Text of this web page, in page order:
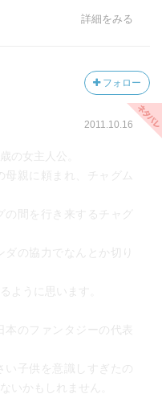
詳細をみる
フォロー
2011.10.16
の女主人公。
母親に頼まれ、チャグム
の間を行き来するチャグ
ダの協力でなんとか切り
ように思います。
のファンタジーの代表
子供を意識しすぎたの
いかもしれません。